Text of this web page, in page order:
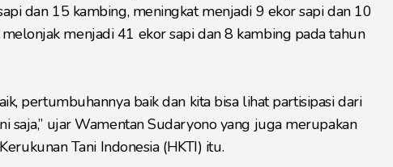
dan 15 kambing, meningkat menjadi 9 ekor sapi dan 10
menjadi 41 ekor sapi dan 8 kambing pada tahun
pertumbuhannya baik dan kita bisa lihat partisipasi dari
saja,” ujar Wamentan Sudaryono yang juga merupakan
Tani Indonesia (HKTI) itu.